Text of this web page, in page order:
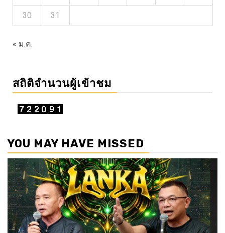
30 31
« ม.ค.
สถิติจำนวนผู้เข้าชม
YOU MAY HAVE MISSED